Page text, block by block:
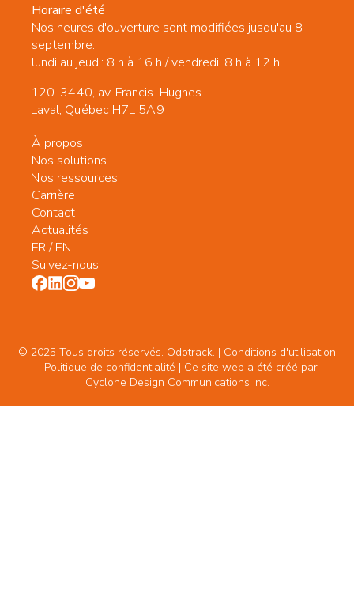
Horaire d'été
Nos heures d'ouverture sont modifiées jusqu'au 8
septembre.
lundi au jeudi: 8 h à 16 h / vendredi: 8 h à 12 h
120-3440, av. Francis-Hughes
Laval, Québec H7L 5A9
À propos
Nos solutions
Nos ressources
Carrière
Contact
Actualités
FR/EN
Suivez-nous
© 2025 Tous droits réservés. Odotrack. | Conditions d'utilisation
- Politique de confidentialité | Ce site web a été créé par
Cyclone Design Communications Inc.